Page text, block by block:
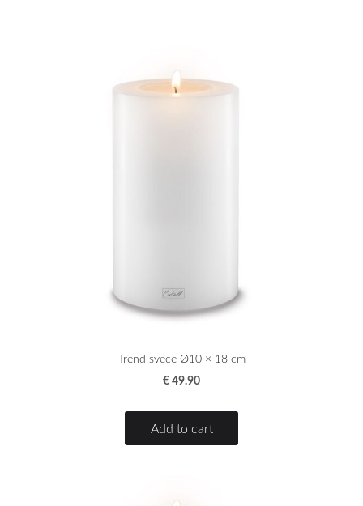
Trend svece Ø10 × 18 cm
€ 49.90
Add to cart